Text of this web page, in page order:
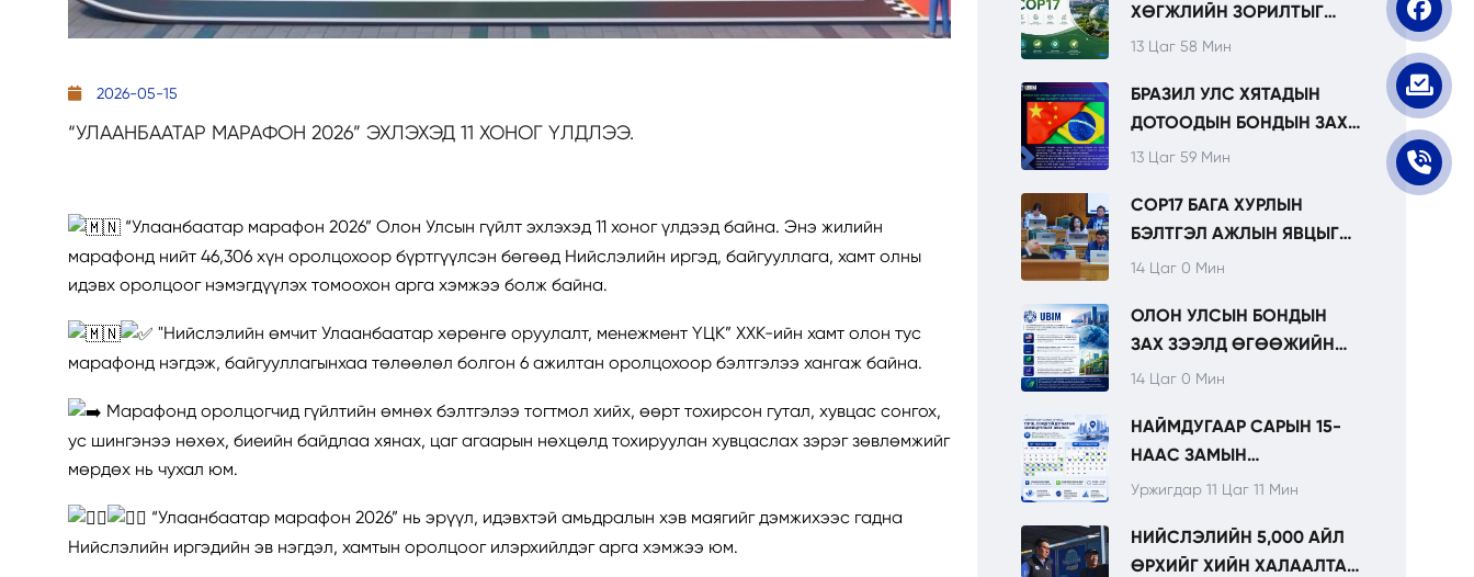
2026-05-15
“УЛААНБААТАР МАРАФОН 2026” ЭХЛЭХЭД 11 ХОНОГ ҮЛДЛЭЭ.
“Улаанбаатар марафон 2026” Олон Улсын гүйлт эхлэхэд 11 хоног үлдээд байна. Энэ жилийн
марафонд нийт 46,306 хүн оролцохоор бүртгүүлсэн бөгөөд Нийслэлийн иргэд, байгууллага, хамт олны
идэвх оролцоог нэмэгдүүлэх томоохон арга хэмжээ болж байна.
"Нийслэлийн өмчит Улаанбаатар хөрөнгө оруулалт, менежмент ҮЦК” ХХК-ийн хамт олон тус
марафонд нэгдэж, байгууллагынхаа төлөөлөл болгон 6 ажилтан оролцохоор бэлтгэлээ хангаж байна.
Марафонд оролцогчид гүйлтийн өмнөх бэлтгэлээ тогтмол хийх, өөрт тохирсон гутал, хувцас сонгох,
ус шингэнээ нөхөх, биеийн байдлаа хянах, цаг агаарын нөхцөлд тохируулан хувцаслах зэрэг зөвлөмжийг
мөрдөх нь чухал юм.
“Улаанбаатар марафон 2026” нь эрүүл, идэвхтэй амьдралын хэв маягийг дэмжихээс гадна
Нийслэлийн иргэдийн эв нэгдэл, хамтын оролцоог илэрхийлдэг арга хэмжээ юм.
ХӨГЖЛИЙН ЗОРИЛТЫГ
ХЭРЭГЖҮҮЛЭХЭД
НЭМЭГДЭЖ БАЙНА.
13 Цаг 58 Мин
БРАЗИЛ УЛС ХЯТАДЫН
ДОТООДЫН БОНДЫН ЗАХ
ЗЭЭЛД ЖИЛ БҮР ПАНДА
ТӨЛӨВЛӨЖ БАЙНА.
13 Цаг 59 Мин
COP17 БАГА ХУРЛЫН
БЭЛТГЭЛ АЖЛЫН ЯВЦЫГ
НИТХ-ЫН
ТАНИЛЦУУЛЛАА.
14 Цаг 0 Мин
ОЛОН УЛСЫН БОНДЫН
ЗАХ ЗЭЭЛД ӨГӨӨЖИЙН
ОРЧИН ХАДГАЛАГДАЖ, УРТ
САНХҮҮЖИЛТИЙН
БОЛОМЖ АНХААРЛЫН
ТӨВД БАЙНА.
14 Цаг 0 Мин
НАЙМДУГААР САРЫН 15-
НААС ЗАМЫН
ХӨДӨЛГӨӨНИЙ ТЭГШ,
ЗОХИЦУУЛАЛТ ЭХЭЛНЭ.
Уржигдар 11 Цаг 11 Мин
НИЙСЛЭЛИЙН 5,000 АЙЛ
ӨРХИЙГ ХИЙН ХАЛААЛТАД